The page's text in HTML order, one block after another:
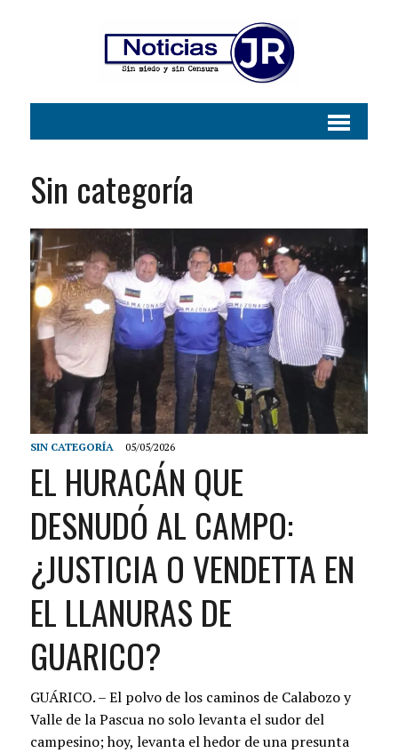
Sin categoría
SIN CATEGORÍA 05/05/2026
EL HURACÁN QUE
DESNUDÓ AL CAMPO:
¿JUSTICIA O VENDETTA EN
EL LLANURAS DE
GUARICO?
GUÁRICO. – El polvo de los caminos de Calabozo y
Valle de la Pascua no solo levanta el sudor del
campesino; hoy, levanta el hedor de una presunta